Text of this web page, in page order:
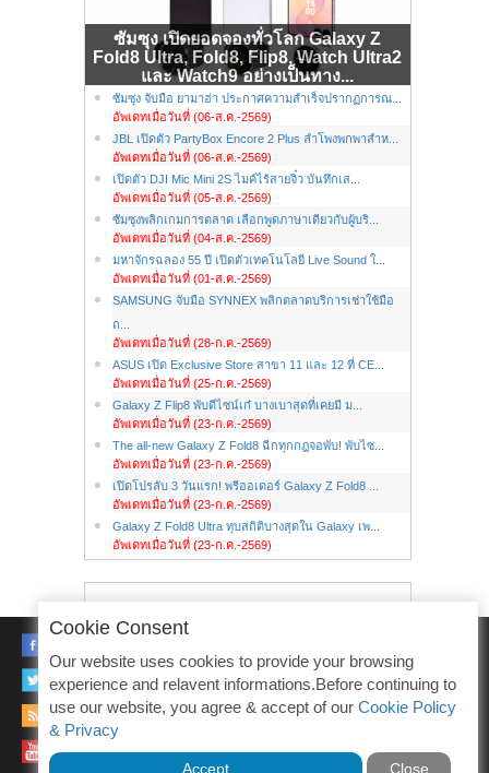
ซัมซุง เปิดยอดจองทั่วโลก Galaxy Z
Fold8 Ultra, Fold8, Flip8, Watch Ultra2
และ Watch9 อย่างเป็นทาง...
ซัมซุง จับมือ ยามาฮ่า ประกาศความสำเร็จปรากฏการณ...
อัพเดทเมื่อวันที่ (06-ส.ค.-2569)
JBL เปิดตัว PartyBox Encore 2 Plus ลำโพงพกพาสำห...
อัพเดทเมื่อวันที่ (06-ส.ค.-2569)
เปิดตัว DJI Mic Mini 2S ไมค์ไร้สายจิ๋ว บันทึกเส...
อัพเดทเมื่อวันที่ (05-ส.ค.-2569)
ซัมซุงพลิกเกมการตลาด เลือกพูดภาษาเดียวกับผู้บริ...
อัพเดทเมื่อวันที่ (04-ส.ค.-2569)
มหาจักรฉลอง 55 ปี เปิดตัวเทคโนโลยี Live Sound ใ...
อัพเดทเมื่อวันที่ (01-ส.ค.-2569)
SAMSUNG จับมือ SYNNEX พลิกตลาดบริการเช่าใช้มือ
ถ...
อัพเดทเมื่อวันที่ (28-ก.ค.-2569)
ASUS เปิด Exclusive Store สาขา 11 และ 12 ที่ CE...
อัพเดทเมื่อวันที่ (25-ก.ค.-2569)
Galaxy Z Flip8 พับดีไซน์เก๋ บางเบาสุดที่เคยมี ม...
อัพเดทเมื่อวันที่ (23-ก.ค.-2569)
The all-new Galaxy Z Fold8 ฉีกทุกกฎจอพับ! พับไซ...
อัพเดทเมื่อวันที่ (23-ก.ค.-2569)
เปิดโปรลับ 3 วันแรก! พรีออเดอร์ Galaxy Z Fold8 ...
อัพเดทเมื่อวันที่ (23-ก.ค.-2569)
Galaxy Z Fold8 Ultra ทุบสถิติบางสุดใน Galaxy เพ...
อัพเดทเมื่อวันที่ (23-ก.ค.-2569)
TWITTER
RSS
YOUTUBE
Cookie Consent
Our website uses cookies to provide your browsing
experience and relavent informations.Before continuing to
use our website, you agree & accept of our Cookie Policy
& Privacy
Accept Close